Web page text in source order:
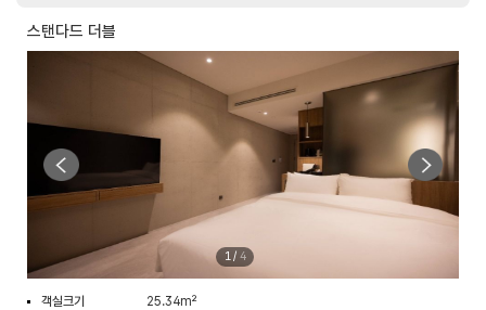
스탠다드 더블
1/ 4
객실크기
25.34m²